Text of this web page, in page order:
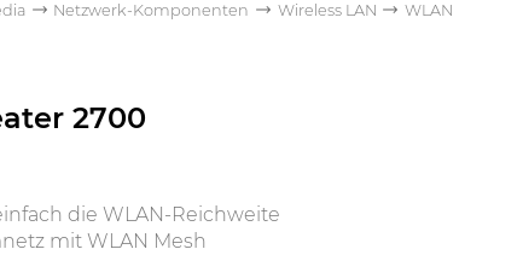
Netzwerk-Komponenten Wireless LAN
WLAN
2700
die WLAN-Reichweite
mit WLAN Mesh